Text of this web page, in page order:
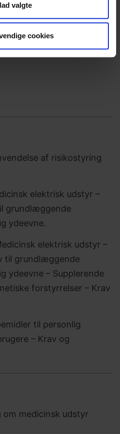
med vores partnere inden
og
du har givet dem, eller som
af deres tjenester.
valgte
cookies
stål.
af risikostyring
elektrisk udstyr –
grundlæggende
ydeevne.
elektrisk udstyr –
til grundlæggende
ydeevne – Supplerende
forstyrrelser – Krav
til personlig
– Krav og
medicinsk udstyr